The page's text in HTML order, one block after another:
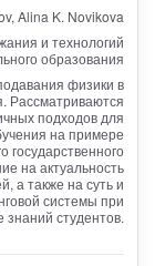
Alina K. Novikova
и технологий
образования
физики в
Рассматриваются
подходов для
на примере
государственного
на актуальность
а также на суть и
системы при
знаний студентов.